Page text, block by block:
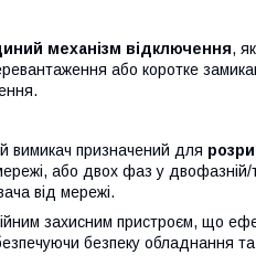
механізм відключення,
або коротке
вимикач призначений для
або двох фаз у двофазній/
від мережі.
захисним пристроєм, що
безпеку обладнання та